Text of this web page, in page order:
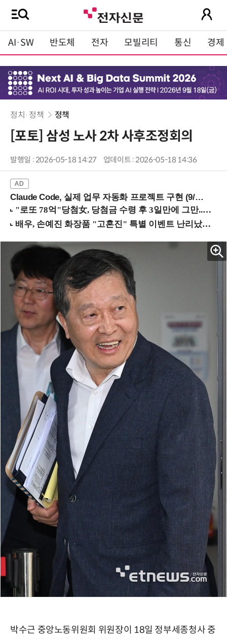
AI·SW 반도체 전자 모빌리티 통신 경제
정치·정책 정책
[포토] 삼성 노사 2차 사후조정회의
발행일 : 2026-05-18 14:27 업데이트 : 2026-05-18 14:36
Claude Code, 실제 업무 자동화 프로젝트 구현 (9/16 ~17 강남역)
박수근 중앙노동위원회 위원장이 18일 정부세종청사 중